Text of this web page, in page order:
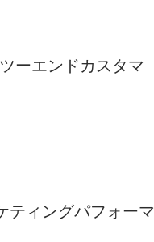
ーエンドカスタマ
ティングパフォーマ